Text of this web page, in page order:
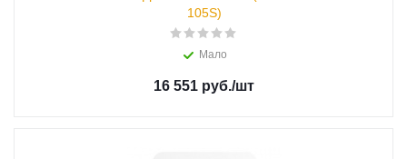
105S)
Мало
16 551 руб./шт